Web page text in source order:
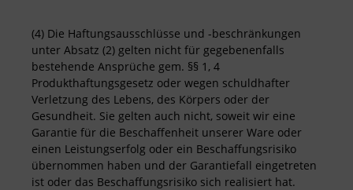
(4) Die Haftungsausschlüsse und -beschränkungen
unter Absatz (2) gelten nicht für gegebenenfalls
bestehende Ansprüche gem. §§ 1, 4
Produkthaftungsgesetz oder wegen schuldhafter
Verletzung des Lebens, des Körpers oder der
Gesundheit. Sie gelten auch nicht, soweit wir eine
Garantie für die Beschaffenheit unserer Ware oder
einen Leistungserfolg oder ein Beschaffungsrisiko
übernommen haben und der Garantiefall eingetreten
ist oder das Beschaffungsrisiko sich realisiert hat.